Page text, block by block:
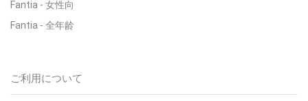
Fantia - 女性向
Fantia - 全年龄
ご利用について